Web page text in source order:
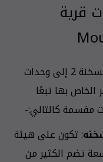
قرية
تم تقسيم مساحات قرية ماونتن فيو السخنة 2 إلى وحدات
بها تبعًا
مقسمة كالتالي:-
: تكون على هيئة
تضم الكثير من